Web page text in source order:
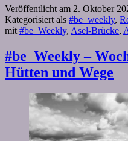
Veröffentlicht am 2. Oktober
Kategorisiert als #be_weekly,
mit#be_Weekly, Asel-Brücke,
#be_Weekly –
Hütten und Wege